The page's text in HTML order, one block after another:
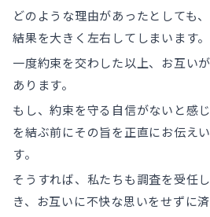
どのような理由があったとしても
結果を大きく左右してしまいます。
一度約束を交わした以上、お互い
あります。
もし、約束を守る自信がないと感
を結ぶ前にその旨を正直にお伝え
す。
そうすれば、私たちも調査を受任
き、お互いに不快な思いをせずに済